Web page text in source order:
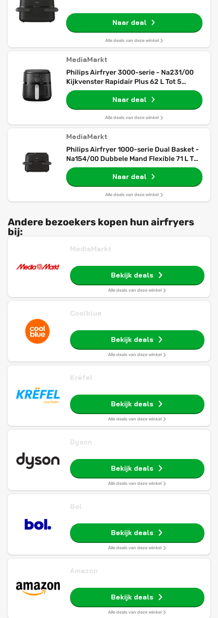
Naar deal
Alle deals van deze winkel
MediaMarkt
Philips Airfryer 3000-serie - Na231/00
Kijkvenster Rapidair Plus 62 L Tot 5
Personen Zwart Heteluchtfriteuse
Naar deal
Alle deals van deze winkel
MediaMarkt
Philips Airfryer 1000-serie Dual Basket -
Na154/00 Dubbele Mand Flexible 71 L Tot
5 Personen Zwart
Naar deal
Alle deals van deze winkel
Andere bezoekers kopen hun airfryers
bij:
MediaMarkt
Bekijk deals
Alle deals van deze winkel
Coolblue
Bekijk deals
Alle deals van deze winkel
Krëfel
Bekijk deals
Alle deals van deze winkel
Dyson
Bekijk deals
Alle deals van deze winkel
Bol
Bekijk deals
Alle deals van deze winkel
Amazon
Bekijk deals
Alle deals van deze winkel